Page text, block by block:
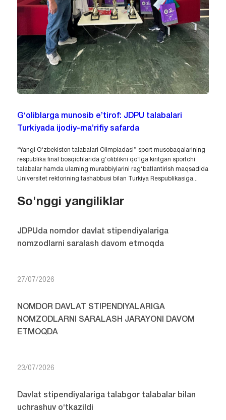
G‘oliblarga munosib e’tirof: JDPU talabalari
Turkiyada ijodiy-ma’rifiy safarda
“Yangi O‘zbekiston talabalari Olimpiadasi” sport musobaqalarining
respublika final bosqichlarida g‘oliblikni qo‘lga kiritgan sportchi
talabalar hamda ularning murabbiylarini rag‘batlantirish maqsadida
Universitet rektorining tashabbusi bilan Turkiya Respublikasiga...
So'nggi yangiliklar
JDPUda nomdor davlat stipendiyalariga
nomzodlarni saralash davom etmoqda
27/07/2026
NOMDOR DAVLAT STIPENDIYALARIGA
NOMZODLARNI SARALASH JARAYONI DAVOM
ETMOQDA
23/07/2026
Davlat stipendiyalariga talabgor talabalar bilan
uchrashuv o‘tkazildi